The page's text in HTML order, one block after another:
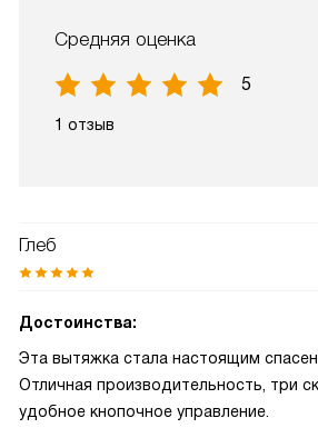
Средняя оценка
5
1 отзыв
Глеб
Достоинства:
Эта вытяжка стала настоящим
Отличная производительность, три
удобное кнопочное управление.